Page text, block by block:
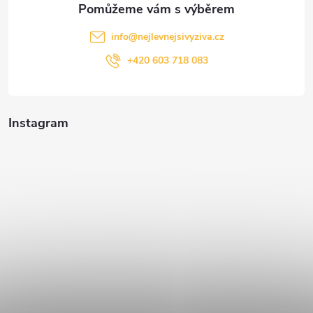
Instagram
info@nejlevnejsivyziva.cz
+420 603 718 083